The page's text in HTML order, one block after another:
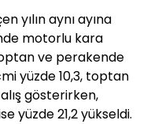
yılın aynı ayına
motorlu kara
ve perakende
yüzde 10,3, toptan
gösterirken,
yüzde 21,2 yükseldi.